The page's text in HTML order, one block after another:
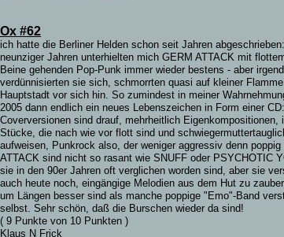
Ox #62
ich hatte die Berliner Helden schon seit Jahren
neunziger Jahren unterhielten mich GERM ATTACK mit
Beine gehenden Pop-Punk immer wieder bestens - aber
verdünnisierten sie sich, schmorrten quasi auf kleiner
Hauptstadt vor sich hin. So zumindest in meiner
2005 dann endlich ein neues Lebenszeichen in Form einer
Coverversionen sind drauf, mehrheitlich Eigenkompositionen,
Stücke, die nach wie vor flott sind und
aufweisen, Punkrock also, der weniger aggressiv denn poppig
ATTACK sind nicht so rasant wie SNUFF oder PSYCHOTIC
sie in den 90er Jahren oft verglichen worden sind, aber sie
auch heute noch, eingängige Melodien aus dem Hut zu
um Längen besser sind als manche poppige "Emo"-Band
selbst. Sehr schön, daß die Burschen wieder da sind!
( 9 Punkte von 10 Punkten )
Klaus N Frick